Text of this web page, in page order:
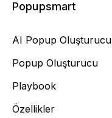
Popupsmart
AI Popup Oluşturucu
Popup Oluşturucu
Playbook
Özellikler